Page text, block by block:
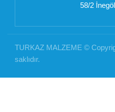
58/2
TURKAZ MALZEME ©
saklıdır.